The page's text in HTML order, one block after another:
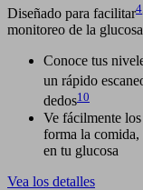
Diseñado para facilitar4
monitoreo de la
Conoce tus
un rápido
dedos10
Ve fácilmente
forma la
en tu glucosa
Vea los detalles